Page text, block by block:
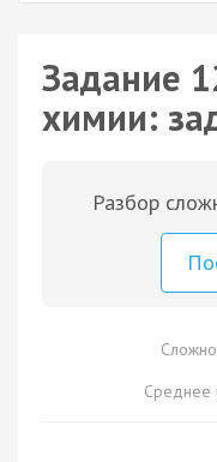
Задание
химии:
Разбор
Среднее